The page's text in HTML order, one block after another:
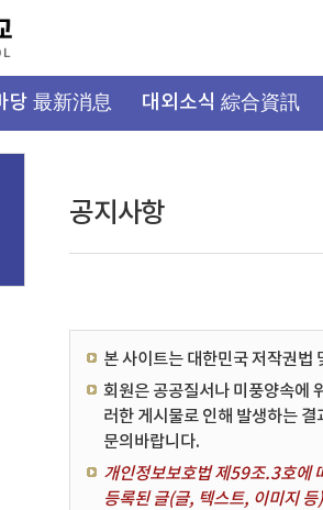
당 最新消息 대외소식 綜合資訊
공지사항
본 사이트는 대한민국 저작권법
회원은 공공질서나 미풍양속에
러한 게시물로 인해 발생하는
문의바랍니다.
개인정보보호법 제59조.3호에
등록된 글(글, 텍스트, 이미지